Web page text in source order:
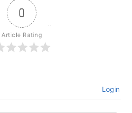
0
Article Rating
Login